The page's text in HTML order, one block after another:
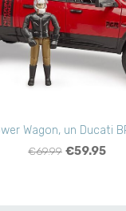
Wagon, un Ducati
€69.99 €59.95